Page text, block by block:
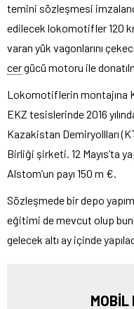
temini sözleşmesi
edilecek lokomotifler 120
varan yük vagonlarını
cergücü motoru ile
Lokomotiflerin montajına
EKZ tesislerinde 2016
Kazakistan Demiryollları
Birliği şirketi. 12 Mayıs’ta
Alstom’un payı 150 m €.
Sözleşmede bir depo
eğitimi de mevcut olup
gelecek altı ay içinde
MOBİL